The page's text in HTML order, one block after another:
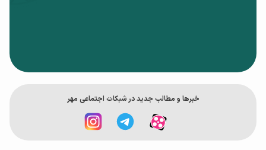
خبر‌ها و مطالب جدید در شبکات اجتماعی مهر